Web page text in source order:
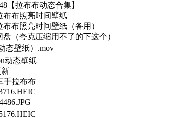
【拉布布动态合集】
布布照亮时间壁纸
布布照亮时间壁纸（备用）
盘（夸克压缩用不了的下这个）
态壁纸）.mov
动态壁纸
新
手拉布布